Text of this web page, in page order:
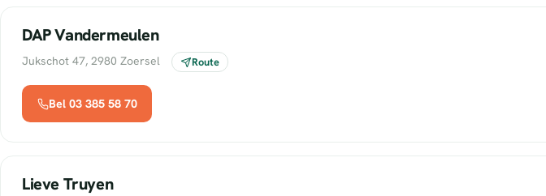
DAP Vandermeulen
Jukschot 47, 2980 Zoersel Route
Bel 03 385 58 70
Lieve Truyen